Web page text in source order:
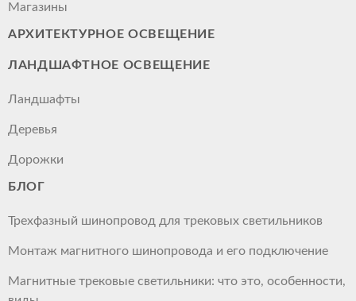
Магазины
АРХИТЕКТУРНОЕ ОСВЕЩЕНИЕ
ЛАНДШАФТНОЕ ОСВЕЩЕНИЕ
Ландшафты
Деревья
Дорожки
БЛОГ
Трехфазный шинопровод для трековых светильников
Монтаж магнитного шинопровода и его подключение
Магнитные трековые светильники: что это, особенности,